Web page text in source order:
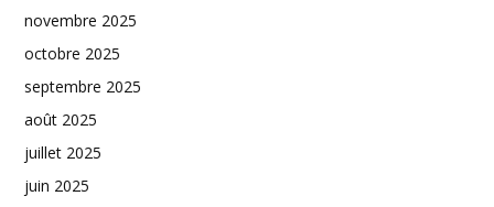
novembre 2025
octobre 2025
septembre 2025
août 2025
juillet 2025
juin 2025